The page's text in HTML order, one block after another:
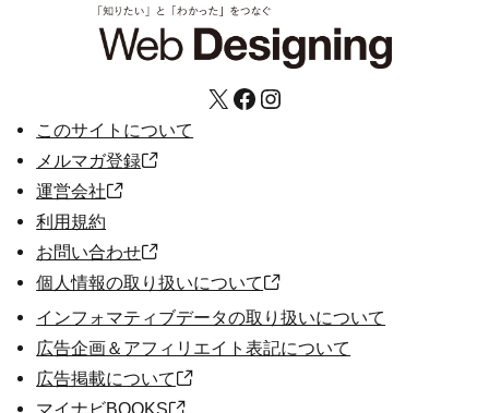
X Facebook Instagram
このサイトについて
メルマガ登録
運営会社
利用規約
お問い合わせ
個人情報の取り扱いについて
インフォマティブデータの取り扱いについて
広告企画＆アフィリエイト表記について
広告掲載について
マイナビBOOKS